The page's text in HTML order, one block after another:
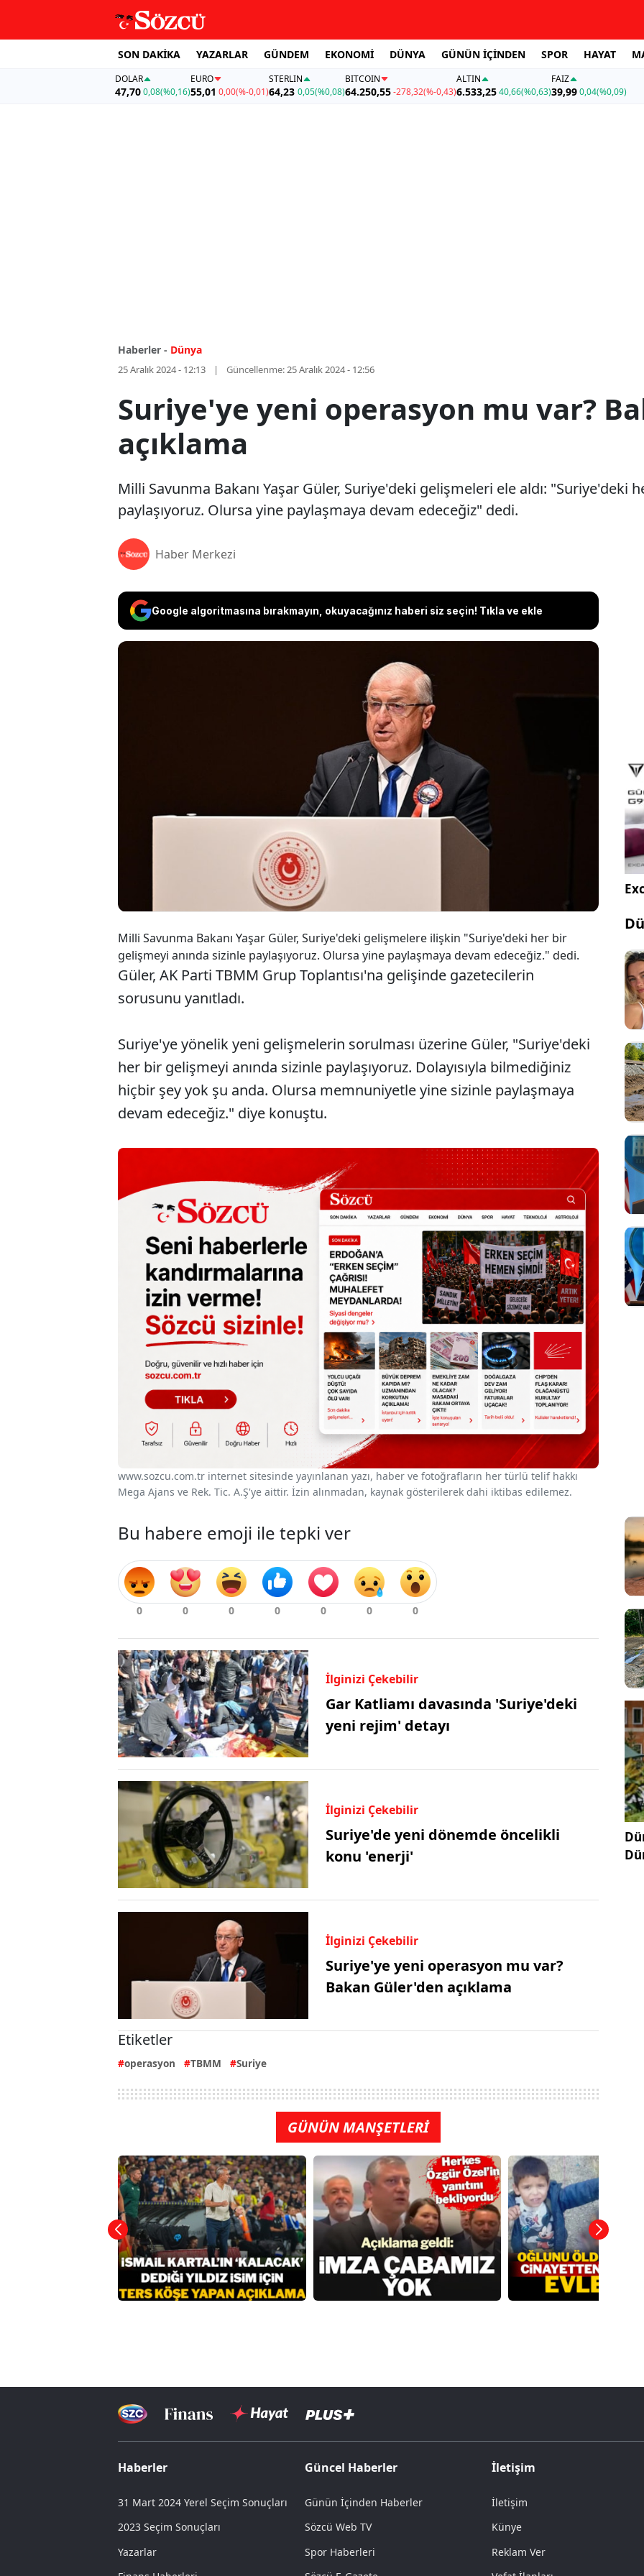
SON DAKİKA YAZARLAR GÜNDEM EKONOMİ DÜNYA GÜNÜN İÇİNDEN SPOR HAYAT
DOLAR
47,700,08(%0,16)
EURO
55,01 0,00(%-0,01)
STERLIN
64,23 0,05(%0,08)
BITCOIN
64.250,55-278,32(%-0,43)
ALTIN
6.533,2540,66(%0,63)
FAİZ
39,990,04(%0,09)
Haberler - Dünya
25 Aralık 2024 - 12:13 Güncellenme:25 Aralık 2024 - 12:56
Suriye'ye yeni operasyon mu var?
açıklama
Milli Savunma Bakanı Yaşar Güler, Suriye'deki gelişmeleri ele aldı: "Suriye'deki
paylaşıyoruz. Olursa yine paylaşmaya devam edeceğiz" dedi.
Haber Merkezi
Google algoritmasına bırakmayın, okuyacağınız haberi siz seçin! Tıkla ve ekle
Milli Savunma Bakanı Yaşar Güler, Suriye'deki gelişmeleri
ele aldı: "Suriye'deki her bir gelişmeyi anında sizinle
paylaşıyoruz. Olursa yine paylaşmaya devam edeceğiz"
dedi.
Milli Savunma Bakanı Yaşar Güler, Suriye'deki gelişmelere ilişkin "Suriye'deki her bir
gelişmeyi anında sizinle paylaşıyoruz. Olursa yine paylaşmaya devam edeceğiz." dedi.
Güler, AK Parti TBMM Grup Toplantısı'na gelişinde gazetecilerin
sorusunu yanıtladı.
Suriye'ye yönelik yeni gelişmelerin sorulması üzerine Güler, "Suriye'deki
her bir gelişmeyi anında sizinle paylaşıyoruz. Dolayısıyla bilmediğiniz
hiçbir şey yok şu anda. Olursa memnuniyetle yine sizinle paylaşmaya
devam edeceğiz." diye konuştu.
www.sozcu.com.tr internet sitesinde yayınlanan yazı, haber ve fotoğrafların her türlü telif hakkı
Mega Ajans ve Rek. Tic. A.Ş'ye aittir. İzin alınmadan, kaynak gösterilerek dahi iktibas edilemez.
Bu habere emoji ile tepki ver
İlginizi Çekebilir
Gar Katliamı davasında 'Suriye'deki
yeni rejim' detayı
İlginizi Çekebilir
Suriye'de yeni dönemde öncelikli
konu 'enerji'
İlginizi Çekebilir
Suriye'ye yeni operasyon mu var?
Bakan Güler'den açıklama
Etiketler
operasyon TBMM Suriye
GÜNÜN MANŞETLERİ
Haberler
31 Mart 2024 Yerel Seçim Sonuçları
2023 Seçim Sonuçları
Yazarlar
Güncel Haberler
Günün İçinden Haberler
Sözcü Web TV
Spor Haberleri
İletişim
İletişim
Künye
Reklam Ver